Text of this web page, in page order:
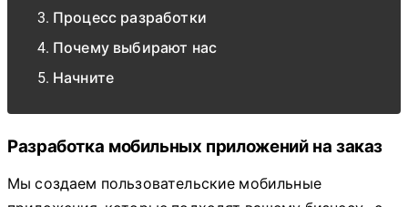
Процесс разработки
Почему выбирают нас
Начните
Разработка мобильных приложений на заказ
Мы создаем пользовательские мобильные